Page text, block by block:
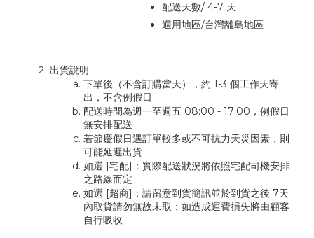
配送天數/ 4-7 天
適用地區/台灣離島地區
出貨說明
下單後（不含訂購當天），約 1-3 個工作天寄
出，不含例假日
配送時間為週一至週五 08:00 - 17:00，例假日
無安排配送
若節慶假日遇訂單較多或不可抗力天災因素，則
可能延遲出貨
如選 [宅配]：實際配送狀況將依照宅配司機安排
之路線而定
如選 [超商]：請留意到貨簡訊並於到貨之後 7天
內取貨請勿無故未取；如造成運費損失將由顧客
自行吸收